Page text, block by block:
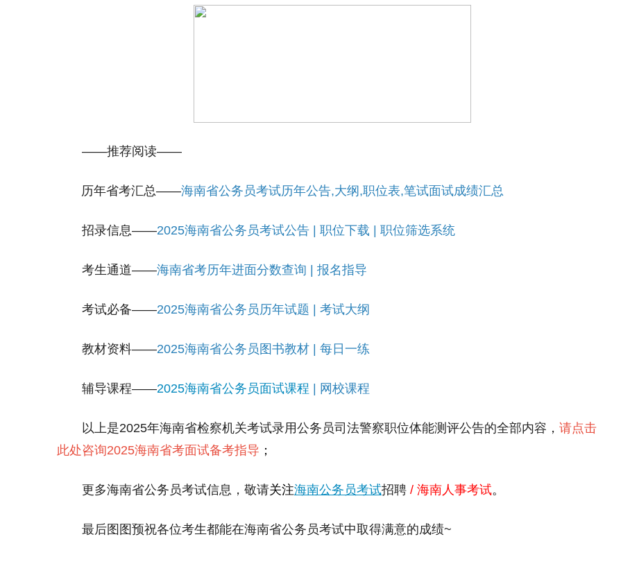
——推荐阅读——
历年省考汇总——海南省公务员考试历年公告,大纲,职位表,笔试面试成绩汇总
招录信息——2025海南省公务员考试公告 职位下载 职位筛选系统
考生通道——海南省考历年进面分数查询 报名指导
考试必备——2025海南省公务员历年试题 考试大纲
教材资料——2025海南省公务员图书教材 每日一练
辅导课程——2025海南省公务员面试课程 网校课程
以上是2025年海南省检察机关考试录用公务员司法警察职位体能测评公告的全部内容， 请点击
此处咨询2025海南省考面试备考指导 ；
更多海南省公务员考试信息，敬请关注海南公务员考试招聘 / 海南人事考试。
最后图图预祝各位考生都能在海南省公务员考试中取得满意的成绩~